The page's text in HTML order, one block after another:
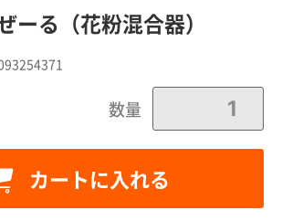
ーる（花粉混合器）
数量
カートに入れる
トに追加しました。